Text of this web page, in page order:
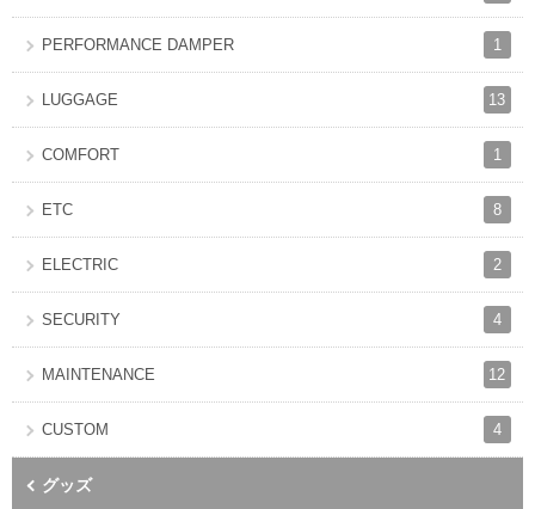
PERFORMANCE DAMPER 1
LUGGAGE 13
COMFORT 1
ETC 8
ELECTRIC 2
SECURITY 4
MAINTENANCE 12
CUSTOM 4
グッズ